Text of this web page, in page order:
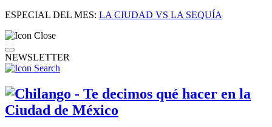
ESPECIAL DEL MES: LA CIUDAD VS LA SEQUÍA
NEWSLETTER